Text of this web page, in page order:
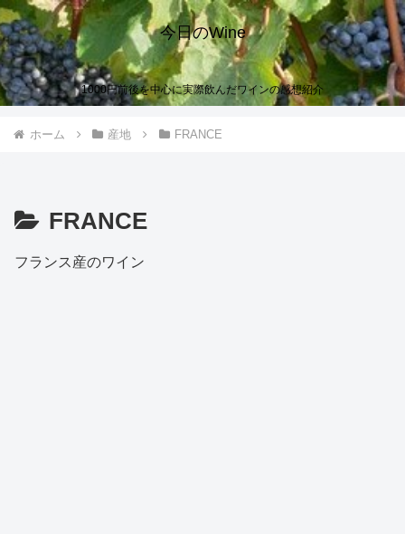
今日のWine
1000円前後を中心に実際飲んだワインの感想紹介
ホーム 産地 FRANCE
FRANCE
フランス産のワイン